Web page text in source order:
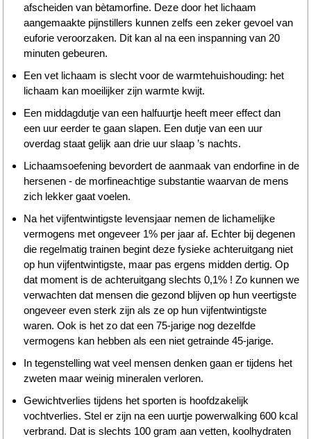
afscheiden van bètamorfine. Deze door het lichaam
aangemaakte pijnstillers kunnen zelfs een zeker gevoel van
euforie veroorzaken. Dit kan al na een inspanning van 20
minuten gebeuren.
Een vet lichaam is slecht voor de warmtehuishouding: het
lichaam kan moeilijker zijn warmte kwijt.
Een middagdutje van een halfuurtje heeft meer effect dan
een uur eerder te gaan slapen. Een dutje van een uur
overdag staat gelijk aan drie uur slaap ’s nachts.
Lichaamsoefening bevordert de aanmaak van endorfine in de
hersenen - de morfineachtige substantie waarvan de mens
zich lekker gaat voelen.
Na het vijfentwintigste levensjaar nemen de lichamelijke
vermogens met ongeveer 1% per jaar af. Echter bij degenen
die regelmatig trainen begint deze fysieke achteruitgang niet
op hun vijfentwintigste, maar pas ergens midden dertig. Op
dat moment is de achteruitgang slechts 0,1% ! Zo kunnen we
verwachten dat mensen die gezond blijven op hun veertigste
ongeveer even sterk zijn als ze op hun vijfentwintigste
waren. Ook is het zo dat een 75-jarige nog dezelfde
vermogens kan hebben als een niet getrainde 45-jarige.
In tegenstelling wat veel mensen denken gaan er tijdens het
zweten maar weinig mineralen verloren.
Gewichtverlies tijdens het sporten is hoofdzakelijk
vochtverlies. Stel er zijn na een uurtje powerwalking 600 kcal
verbrand. Dat is slechts 100 gram aan vetten, koolhydraten